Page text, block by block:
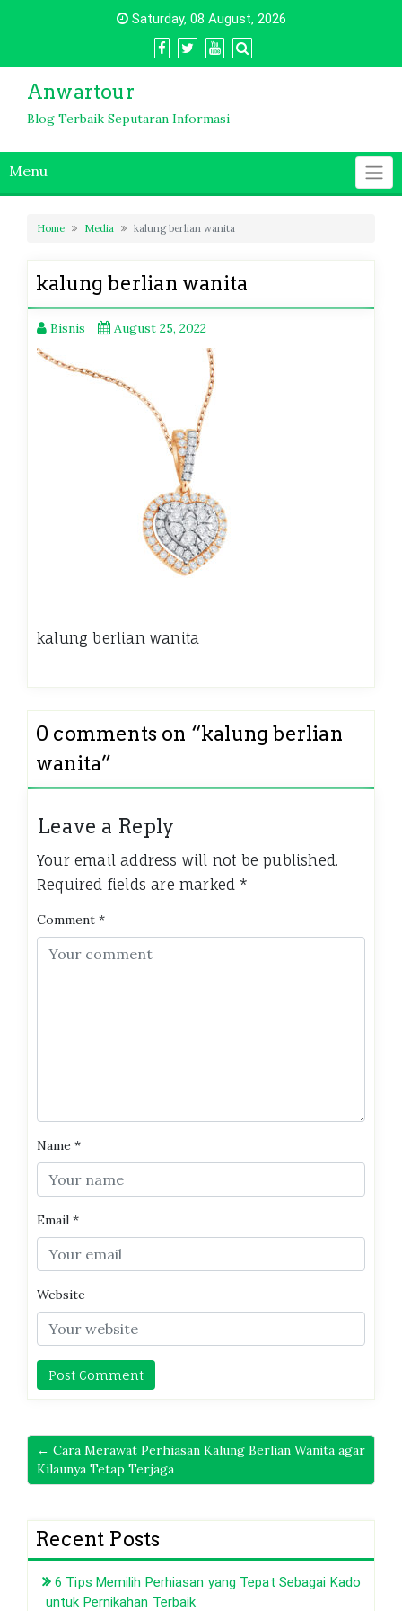
Saturday, 08 August, 2026
Anwartour
Blog Terbaik Seputaran Informasi
Menu
Home Media kalung berlian wanita
kalung berlian wanita
Bisnis August 25, 2022
kalung berlian wanita
0 comments on “kalung berlian
wanita”
Leave a Reply
Your email address will not be published.
Required fields are marked *
Comment *
Name *
Email *
Website
← Cara Merawat Perhiasan Kalung Berlian Wanita agar
Kilaunya Tetap Terjaga
Recent Posts
6 Tips Memilih Perhiasan yang Tepat Sebagai Kado
untuk Pernikahan Terbaik